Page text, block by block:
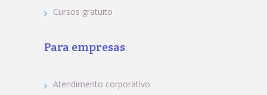
Cursos gratuito
Para empresas
Atendimento corporativo